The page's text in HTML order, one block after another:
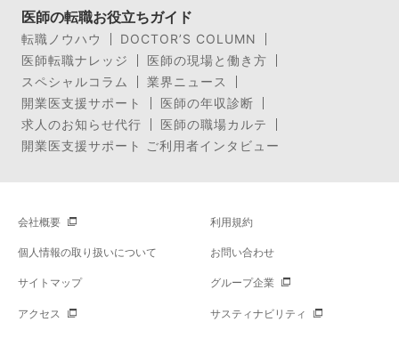
医師の転職お役立ちガイド
転職ノウハウ
DOCTOR’S COLUMN
医師転職ナレッジ
医師の現場と働き方
スペシャルコラム
業界ニュース
開業医支援サポート
医師の年収診断
求人のお知らせ代行
医師の職場カルテ
開業医支援サポート ご利用者インタビュー
会社概要 利用規約
個人情報の取り扱いについて お問い合わせ
サイトマップ グループ企業
アクセス サスティナビリティ